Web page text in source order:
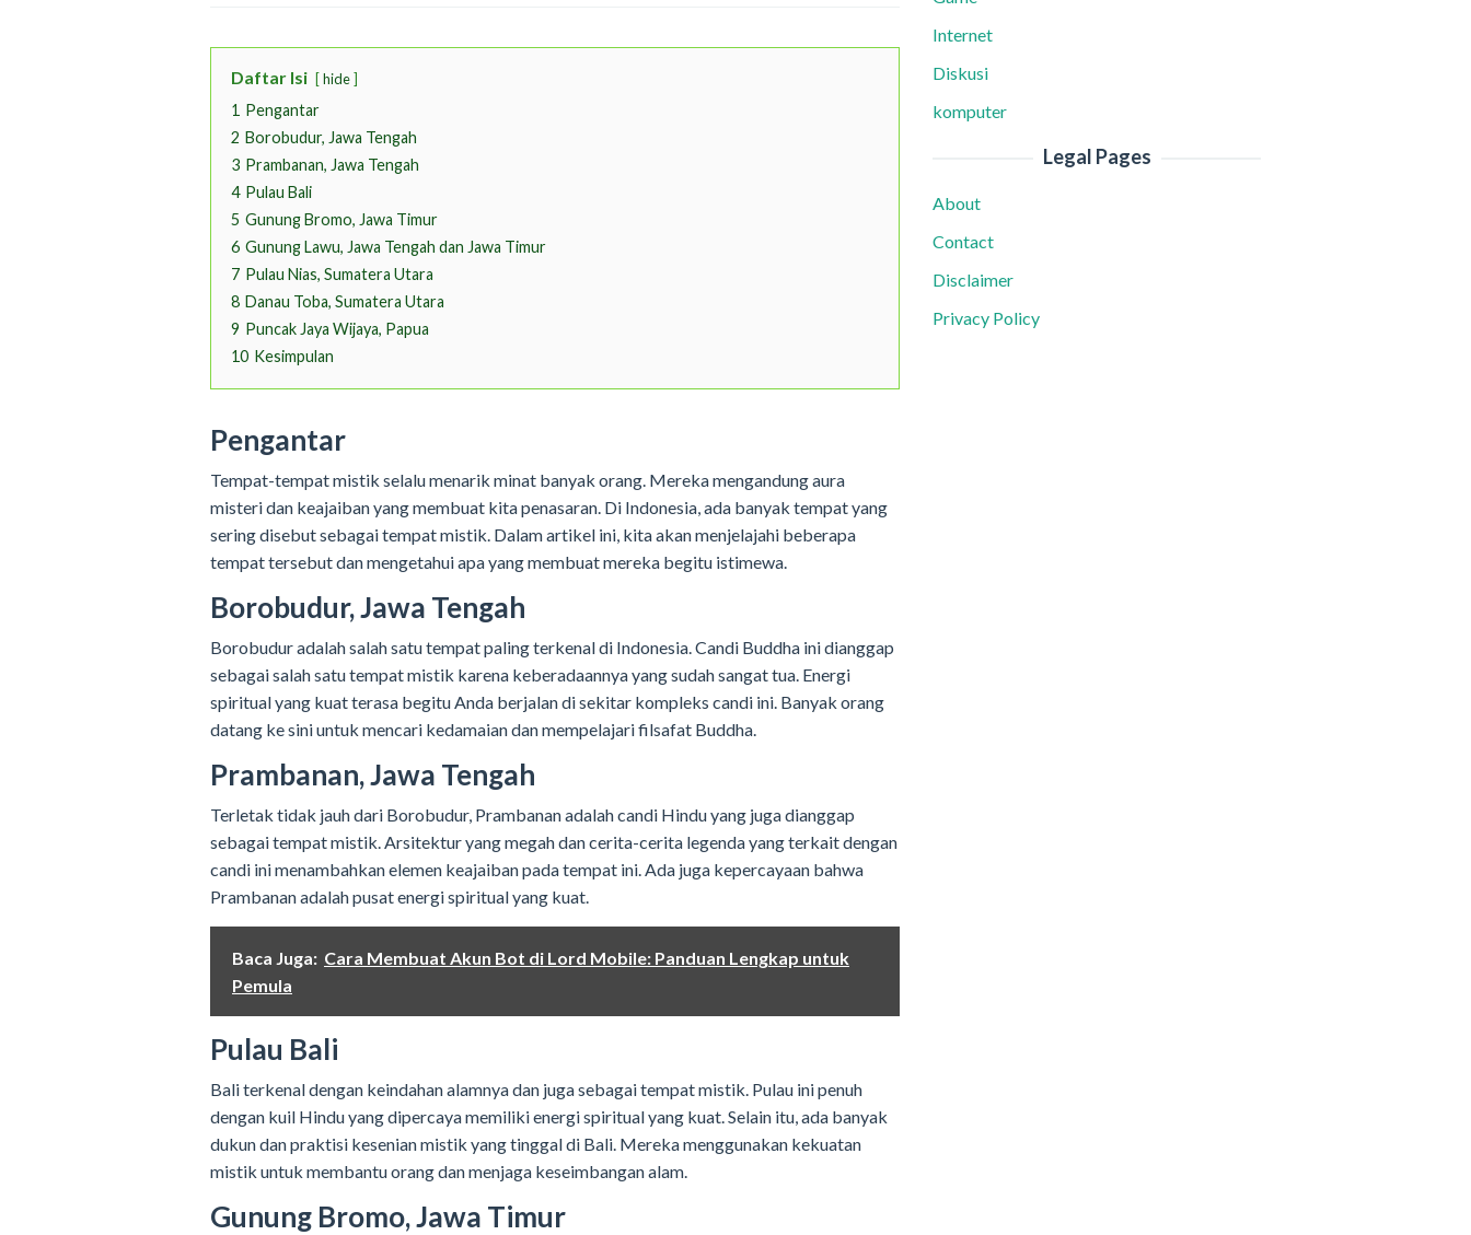
Daftar Isi hide
1 Pengantar
2 Borobudur, Jawa Tengah
3 Prambanan, Jawa Tengah
4 Pulau Bali
5 Gunung Bromo, Jawa Timur
6 Gunung Lawu, Jawa Tengah dan Jawa Timur
7 Pulau Nias, Sumatera Utara
8 Danau Toba, Sumatera Utara
9 Puncak Jaya Wijaya, Papua
10 Kesimpulan
Pengantar
Tempat-tempat mistik selalu menarik minat banyak orang. Mereka mengandung aura
misteri dan keajaiban yang membuat kita penasaran. Di Indonesia, ada banyak tempat yang
sering disebut sebagai tempat mistik. Dalam artikel ini, kita akan menjelajahi beberapa
tempat tersebut dan mengetahui apa yang membuat mereka begitu istimewa.
Borobudur, Jawa Tengah
Borobudur adalah salah satu tempat paling terkenal di Indonesia. Candi Buddha ini dianggap
sebagai salah satu tempat mistik karena keberadaannya yang sudah sangat tua. Energi
spiritual yang kuat terasa begitu Anda berjalan di sekitar kompleks candi ini. Banyak orang
datang ke sini untuk mencari kedamaian dan mempelajari filsafat Buddha.
Prambanan, Jawa Tengah
Terletak tidak jauh dari Borobudur, Prambanan adalah candi Hindu yang juga dianggap
sebagai tempat mistik. Arsitektur yang megah dan cerita-cerita legenda yang terkait dengan
candi ini menambahkan elemen keajaiban pada tempat ini. Ada juga kepercayaan bahwa
Prambanan adalah pusat energi spiritual yang kuat.
Baca Juga: Cara Membuat Akun Bot di Lord Mobile: Panduan Lengkap untuk
Pemula
Pulau Bali
Bali terkenal dengan keindahan alamnya dan juga sebagai tempat mistik. Pulau ini penuh
dengan kuil Hindu yang dipercaya memiliki energi spiritual yang kuat. Selain itu, ada banyak
dukun dan praktisi kesenian mistik yang tinggal di Bali. Mereka menggunakan kekuatan
mistik untuk membantu orang dan menjaga keseimbangan alam.
Gunung Bromo, Jawa Timur
Internet
Diskusi
komputer
Legal Pages
About
Contact
Disclaimer
Privacy Policy